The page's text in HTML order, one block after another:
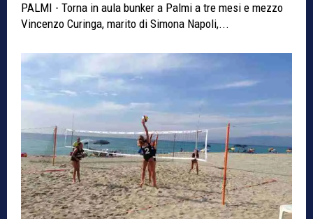
PALMI - Torna in aula bunker a Palmi a tre mesi e mezzo
Vincenzo Curinga, marito di Simona Napoli,...